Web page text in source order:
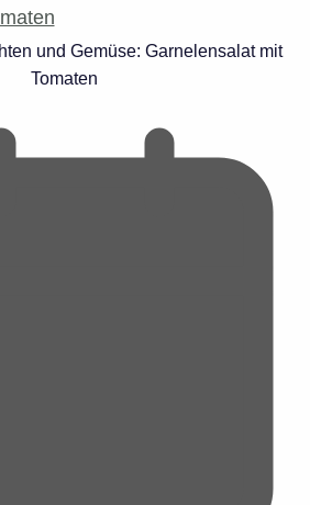
und Gemüse: Garnelensalat mit
Tomaten